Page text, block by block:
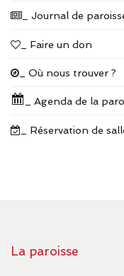
_ Journal de
_ Faire un don
_ Où nous trouver ?
_ Agenda de la
_ Réservation de
La paroisse